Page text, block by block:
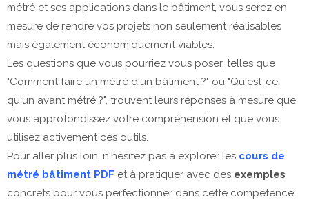
métré et ses applications dans le bâtiment, vous serez en
mesure de rendre vos projets non seulement réalisables
mais également économiquement viables.
Les questions que vous pourriez vous poser, telles que
"Comment faire un métré d'un bâtiment ?" ou "Qu'est-ce
qu'un avant métré ?", trouvent leurs réponses à mesure que
vous approfondissez votre compréhension et que vous
utilisez activement ces outils.
Pour aller plus loin, n'hésitez pas à explorer les cours de
métré bâtiment PDF et à pratiquer avec des exemples
concrets pour vous perfectionner dans cette compétence